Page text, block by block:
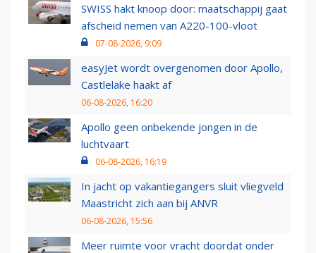
SWISS hakt knoop door: maatschappij gaat
afscheid nemen van A220-100-vloot
07-08-2026, 9:09
easyJet wordt overgenomen door Apollo,
Castlelake haakt af
06-08-2026, 16:20
Apollo geen onbekende jongen in de
luchtvaart
06-08-2026, 16:19
In jacht op vakantiegangers sluit vliegveld
Maastricht zich aan bij ANVR
06-08-2026, 15:56
Meer ruimte voor vracht doordat onder